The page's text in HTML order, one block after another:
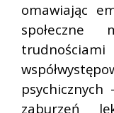
omawiając
społeczne
zaburzeń